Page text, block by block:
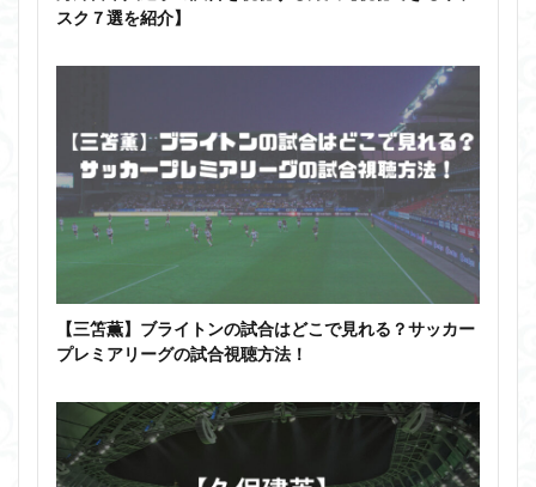
スク７選を紹介】
【三笘薫】ブライトンの試合はどこで見れる？サッカー
プレミアリーグの試合視聴方法！